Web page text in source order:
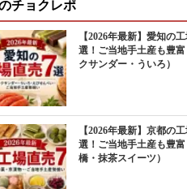
チョクレポ
【2026年最新】愛知の
選！ご当地手土産も豊
クサンダー・ういろ）
【2026年最新】京都の
選！ご当地手土産も豊
橋・抹茶スイーツ）